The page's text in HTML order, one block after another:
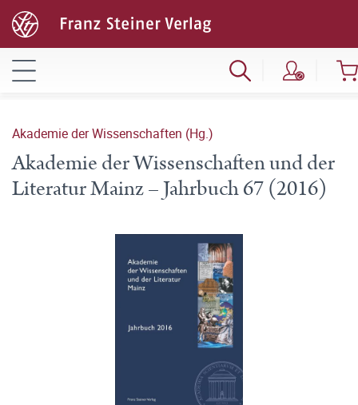
Akademie der Wissenschaften (Hg.)
Akademie der Wissenschaften und der
Literatur Mainz – Jahrbuch 67 (2016)